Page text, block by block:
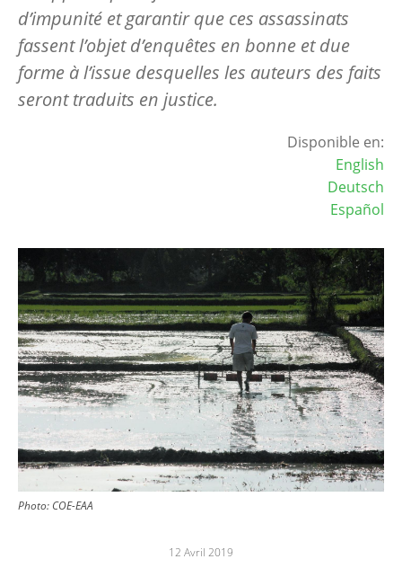
d’impunité et garantir que ces assassinats
fassent l’objet d’enquêtes en bonne et due
forme à l’issue desquelles les auteurs des faits
seront traduits en justice.
Disponible en:
English
Deutsch
Español
Image
Photo: COE-EAA
12 Avril 2019